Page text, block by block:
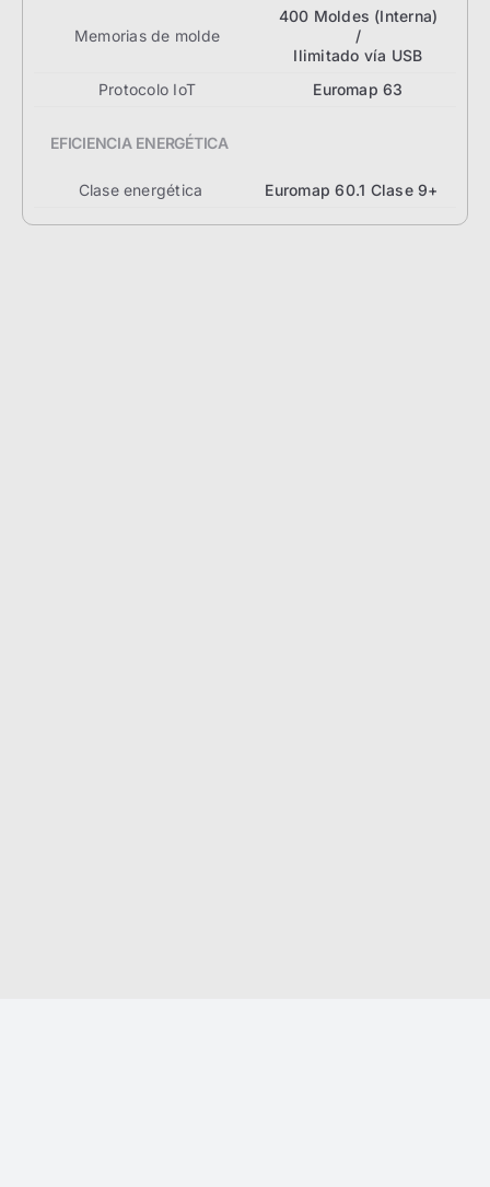
Memorias de molde
400 Moldes (Interna)
/
Ilimitado vía USB
Protocolo IoT
Euromap 63
EFICIENCIA ENERGÉTICA
Clase energética Euromap 60.1 Clase 9+